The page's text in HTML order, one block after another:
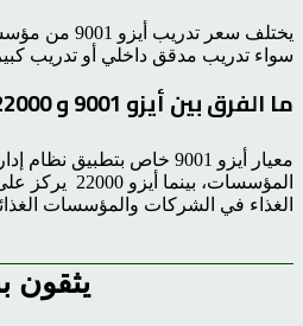
يختلف سعر
سواء تدريب مدقق داخلي أو تدريب
ما الفرق بين أيزو 9001 و 22000؟
معيار أيزو 9001 خاص بتطبيق
المؤسسات،
الغذاء في الشركات والمؤسسات
يثقون